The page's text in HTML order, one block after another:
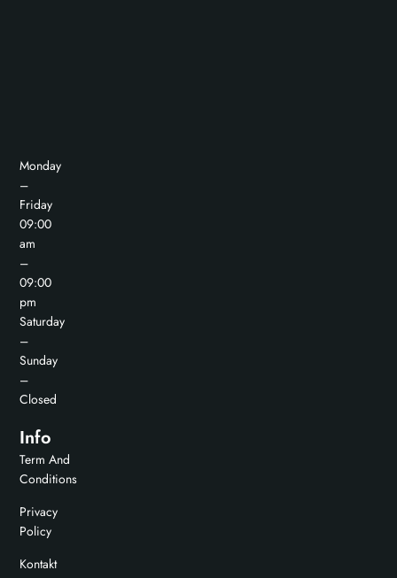
Monday
–
Friday
09:00
am
–
09:00
pm
Saturday
–
Sunday
–
Closed
Info
Term And
Conditions
Privacy
Policy
Kontakt